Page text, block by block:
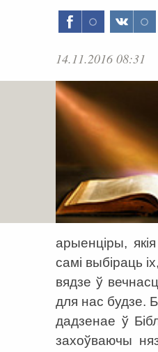
14.11.2016 08:31
арыенціры,
самі выбіраць
вядзе ў
для нас будзе.
дадзенае ў
захоўваючы